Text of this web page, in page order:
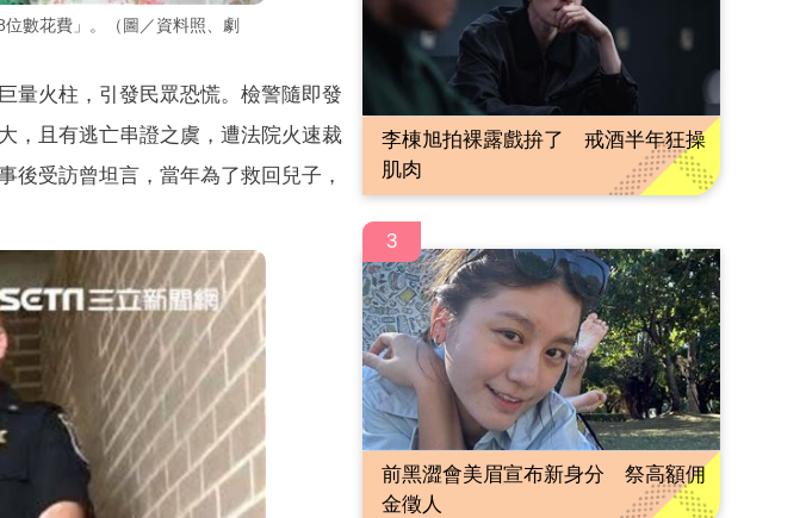
數花費」。（圖／資料照、劇
量火柱，引發民眾恐慌。檢警隨即發
，且有逃亡串證之虞，遭法院火速裁
後受訪曾坦言，當年為了救回兒子，
李棟旭拍裸露戲拚了 戒酒半年狂操
肌肉
3
前黑澀會美眉宣布新身分 祭高額佣
金徵人